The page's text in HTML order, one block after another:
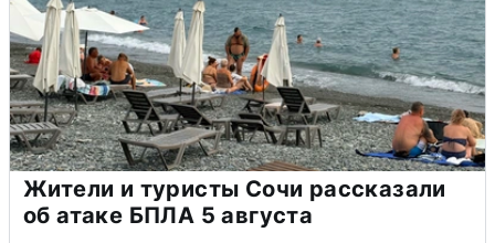
Жители и туристы Сочи рассказали
об атаке БПЛА 5 августа